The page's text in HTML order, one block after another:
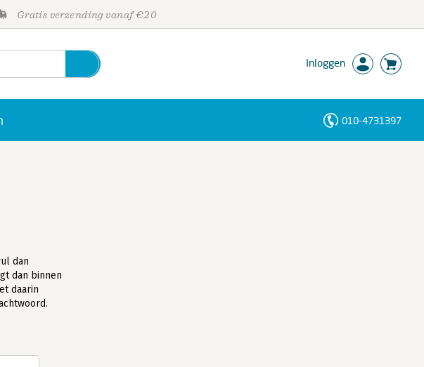
Gratis verzending vanaf €20
Inloggen
010-4731397
dan
dan binnen
daarin
Personen